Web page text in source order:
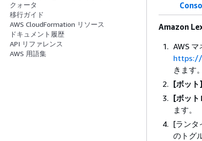
クォータ
移行ガイド
AWS CloudFormation リソース
ドキュメント履歴
API リファレンス
AWS 用語集
Amazon
AWS マ
https://
きます。
[ボット]
[ボット
ます。
[ランタ
のトグ